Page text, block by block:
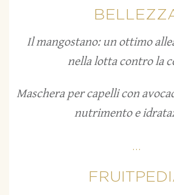
Il mangostano: un ottimo
nella lotta contro la
Maschera per capelli con
nutrimento e
...